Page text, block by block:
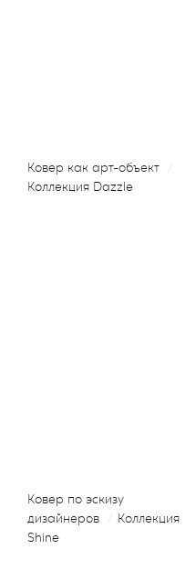
Ковер как арт-объект
Коллекция Dazzle
Ковер по эскизу
дизайнеров
Коллекция
Shine